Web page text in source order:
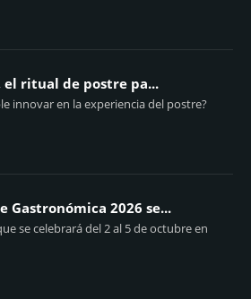
el ritual de postre pa...
innovar en la experiencia del postre?
Gastronómica 2026 se...
se celebrará del 2 al 5 de octubre en